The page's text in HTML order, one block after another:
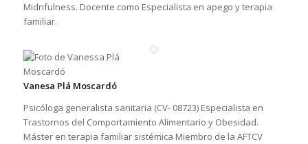
Midnfulness. Docente como Especialista en apego y terapia
familiar.
Vanesa Plá Moscardó
Psicóloga generalista sanitaria (CV- 08723) Especialista en
Trastornos del Comportamiento Alimentario y Obesidad.
Máster en terapia familiar sistémica Miembro de la AFTCV